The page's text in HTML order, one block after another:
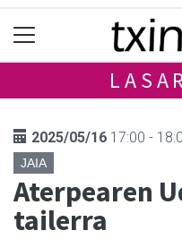
2025/05/16 17:00 -
JAIA
Aterpearen
tailerra